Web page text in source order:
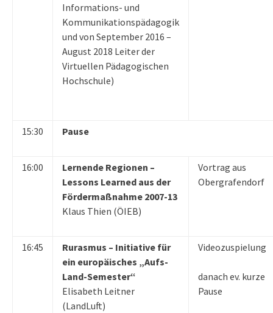
Informations- und
Kommunikationspädagogik
und von September 2016 –
August 2018 Leiter der
Virtuellen Pädagogischen
Hochschule)
15:30 Pause
16:00
Lernende Regionen –
Lessons Learned aus der
Fördermaßnahme 2007-13
Klaus Thien (ÖIEB)
Vortrag aus
Obergrafendorf
16:45
Rurasmus – Initiative für
ein europäisches „Aufs-
Land-Semester“
Elisabeth Leitner
(LandLuft)
Videozuspielung
danach ev. kurze
Pause